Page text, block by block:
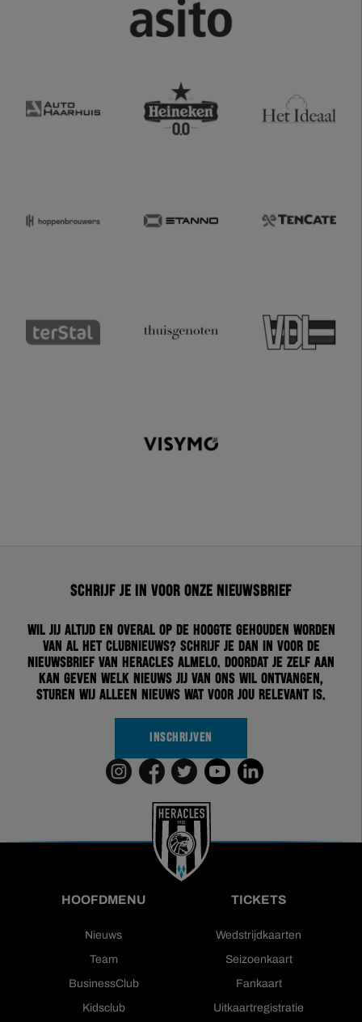
Schrijf je in voor onze nieuwsbrief
Wil jij altijd en overal op de hoogte gehouden worden
van al het clubnieuws? Schrijf je dan in voor de
nieuwsbrief van Heracles Almelo. Doordat je zelf aan
kan geven welk nieuws jij van ons wil ontvangen,
sturen wij alleen nieuws wat voor jou relevant is.
INSCHRIJVEN
HOOFDMENU
Nieuws
Team
BusinessClub
Kidsclub
TICKETS
Wedstrijdkaarten
Seizoenkaart
Fankaart
Uitkaartregistratie